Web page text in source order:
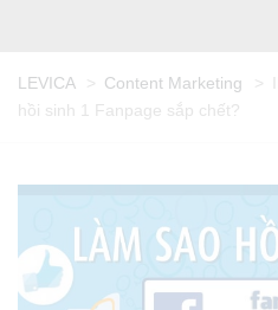
LEVICA > Content Marketing >
hồi sinh 1 Fanpage sắp chết?